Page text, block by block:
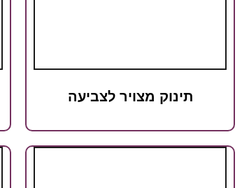
תינוק מצויר לצביעה